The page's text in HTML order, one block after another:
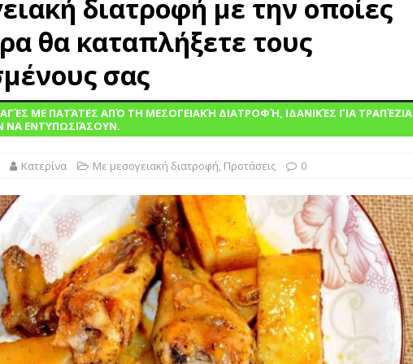
γοητεία των μαρμελάδων: Από την αρχαία συντήρηση στη
διατροφή με την οποίες
θα καταπλήξετε τους
σας
ΜΕ ΠΑΤΆΤΕΣ ΑΠΌ ΤΗ ΜΕΣΟΓΕΙΑΚΉ ΔΙΑΤΡΟΦΉ, ΙΔΑΝΙΚΈΣ ΓΙΑ ΤΡΑΠΈΖΙΑ
ΝΑ ΕΝΤΥΠΩΣΙΆΣΟΥΝ.
Κατερίνα Με μεσογειακή διατροφή Προτάσεις 0